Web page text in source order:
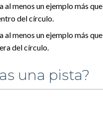
al menos un ejemplo más que
del círculo.
al menos un ejemplo más que
del círculo.
una pista?